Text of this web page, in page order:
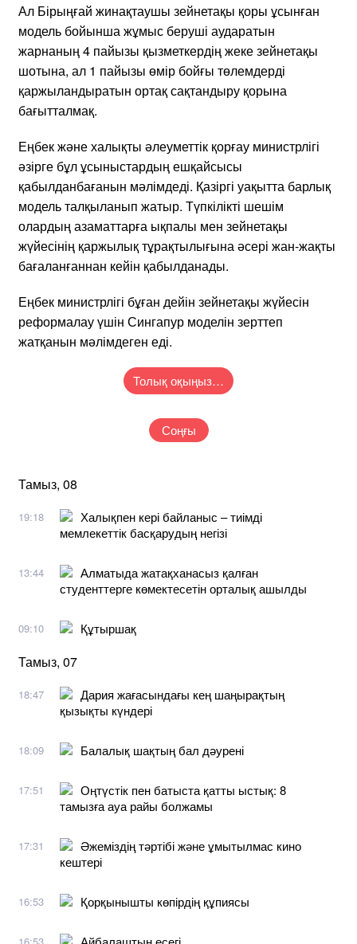
Ал Бірыңғай жинақтаушы зейнетақы қоры ұсынған
модель бойынша жұмыс беруші аударатын
жарнаның 4 пайызы қызметкердің жеке зейнетақы
шотына, ал 1 пайызы өмір бойғы төлемдерді
қаржыландыратын ортақ сақтандыру қорына
бағытталмақ.
Еңбек және халықты әлеуметтік қорғау министрлігі
әзірге бұл ұсыныстардың ешқайсысы
қабылданбағанын мәлімдеді. Қазіргі уақытта барлық
модель талқыланып жатыр. Түпкілікті шешім
олардың азаматтарға ықпалы мен зейнетақы
жүйесінің қаржылық тұрақтылығына әсері жан-жақты
бағаланғаннан кейін қабылданады.
Еңбек министрлігі бұған дейін зейнетақы жүйесін
реформалау үшін Сингапур моделін зерттеп
жатқанын мәлімдеген еді.
Толық оқыңыз…
Соңғы
Тамыз, 08
19:18
Халықпен кері байланыс – тиімді
мемлекеттік басқарудың негізі
13:44
Алматыда жатақханасыз қалған
студенттерге көмектесетін орталық ашылды
09:10 Құтыршақ
Тамыз, 07
18:47
Дария жағасындағы кең шаңырақтың
қызықты күндері
18:09 Балалық шақтың бал дәурені
17:51
Оңтүстік пен батыста қатты ыстық: 8
тамызға ауа райы болжамы
17:31
Әжеміздің тәртібі және ұмытылмас кино
кештері
16:53 Қорқынышты көпірдің құпиясы
16:53